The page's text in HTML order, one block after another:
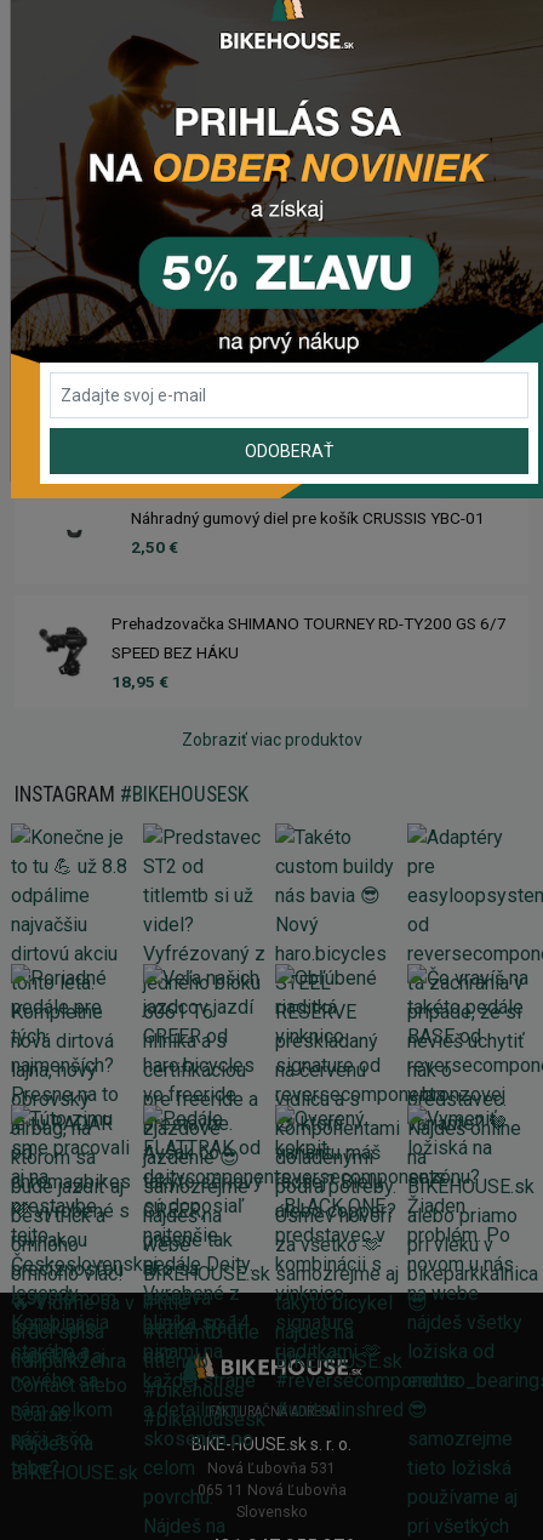
Sedlo CHROMAG LIMBER
98,50 €
Zimušné Rukavice CHROMAG SIGNAL
44,95 €
Sedlo CHROMAG TRAILMASTER DT V2
90,50 €
Rebuild kit pedálov CHROMAG SYNTH
40,95 €
Náhradný gumový diel pre košík CRUSSIS YBC-01
2,50 €
Prehadzovačka SHIMANO TOURNEY RD-TY200 GS 6/7
SPEED BEZ HÁKU
18,95 €
Zobraziť viac produktov
INSTAGRAM #BIKEHOUSESK
FAKTURAČNÁ ADRESA
BIKE-HOUSE.sk s. r. o.
Nová Ľubovňa 531
065 11 Nová Ľubovňa
Slovensko
ODOBERAŤ